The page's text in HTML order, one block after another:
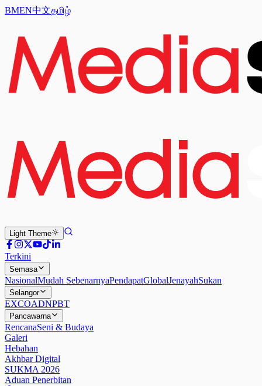
BMEN中文தமிழ்
Light Theme
Terkini
Semasa
NasionalMudah SebenarnyaPendapatGlobalJenayahSukan
Selangor
EXCOADNPBT
Pancawarna
RencanaSeni & Budaya
Galeri
Hebahan
Akhbar Digital
SUKMA 2026
Aduan Penerbitan